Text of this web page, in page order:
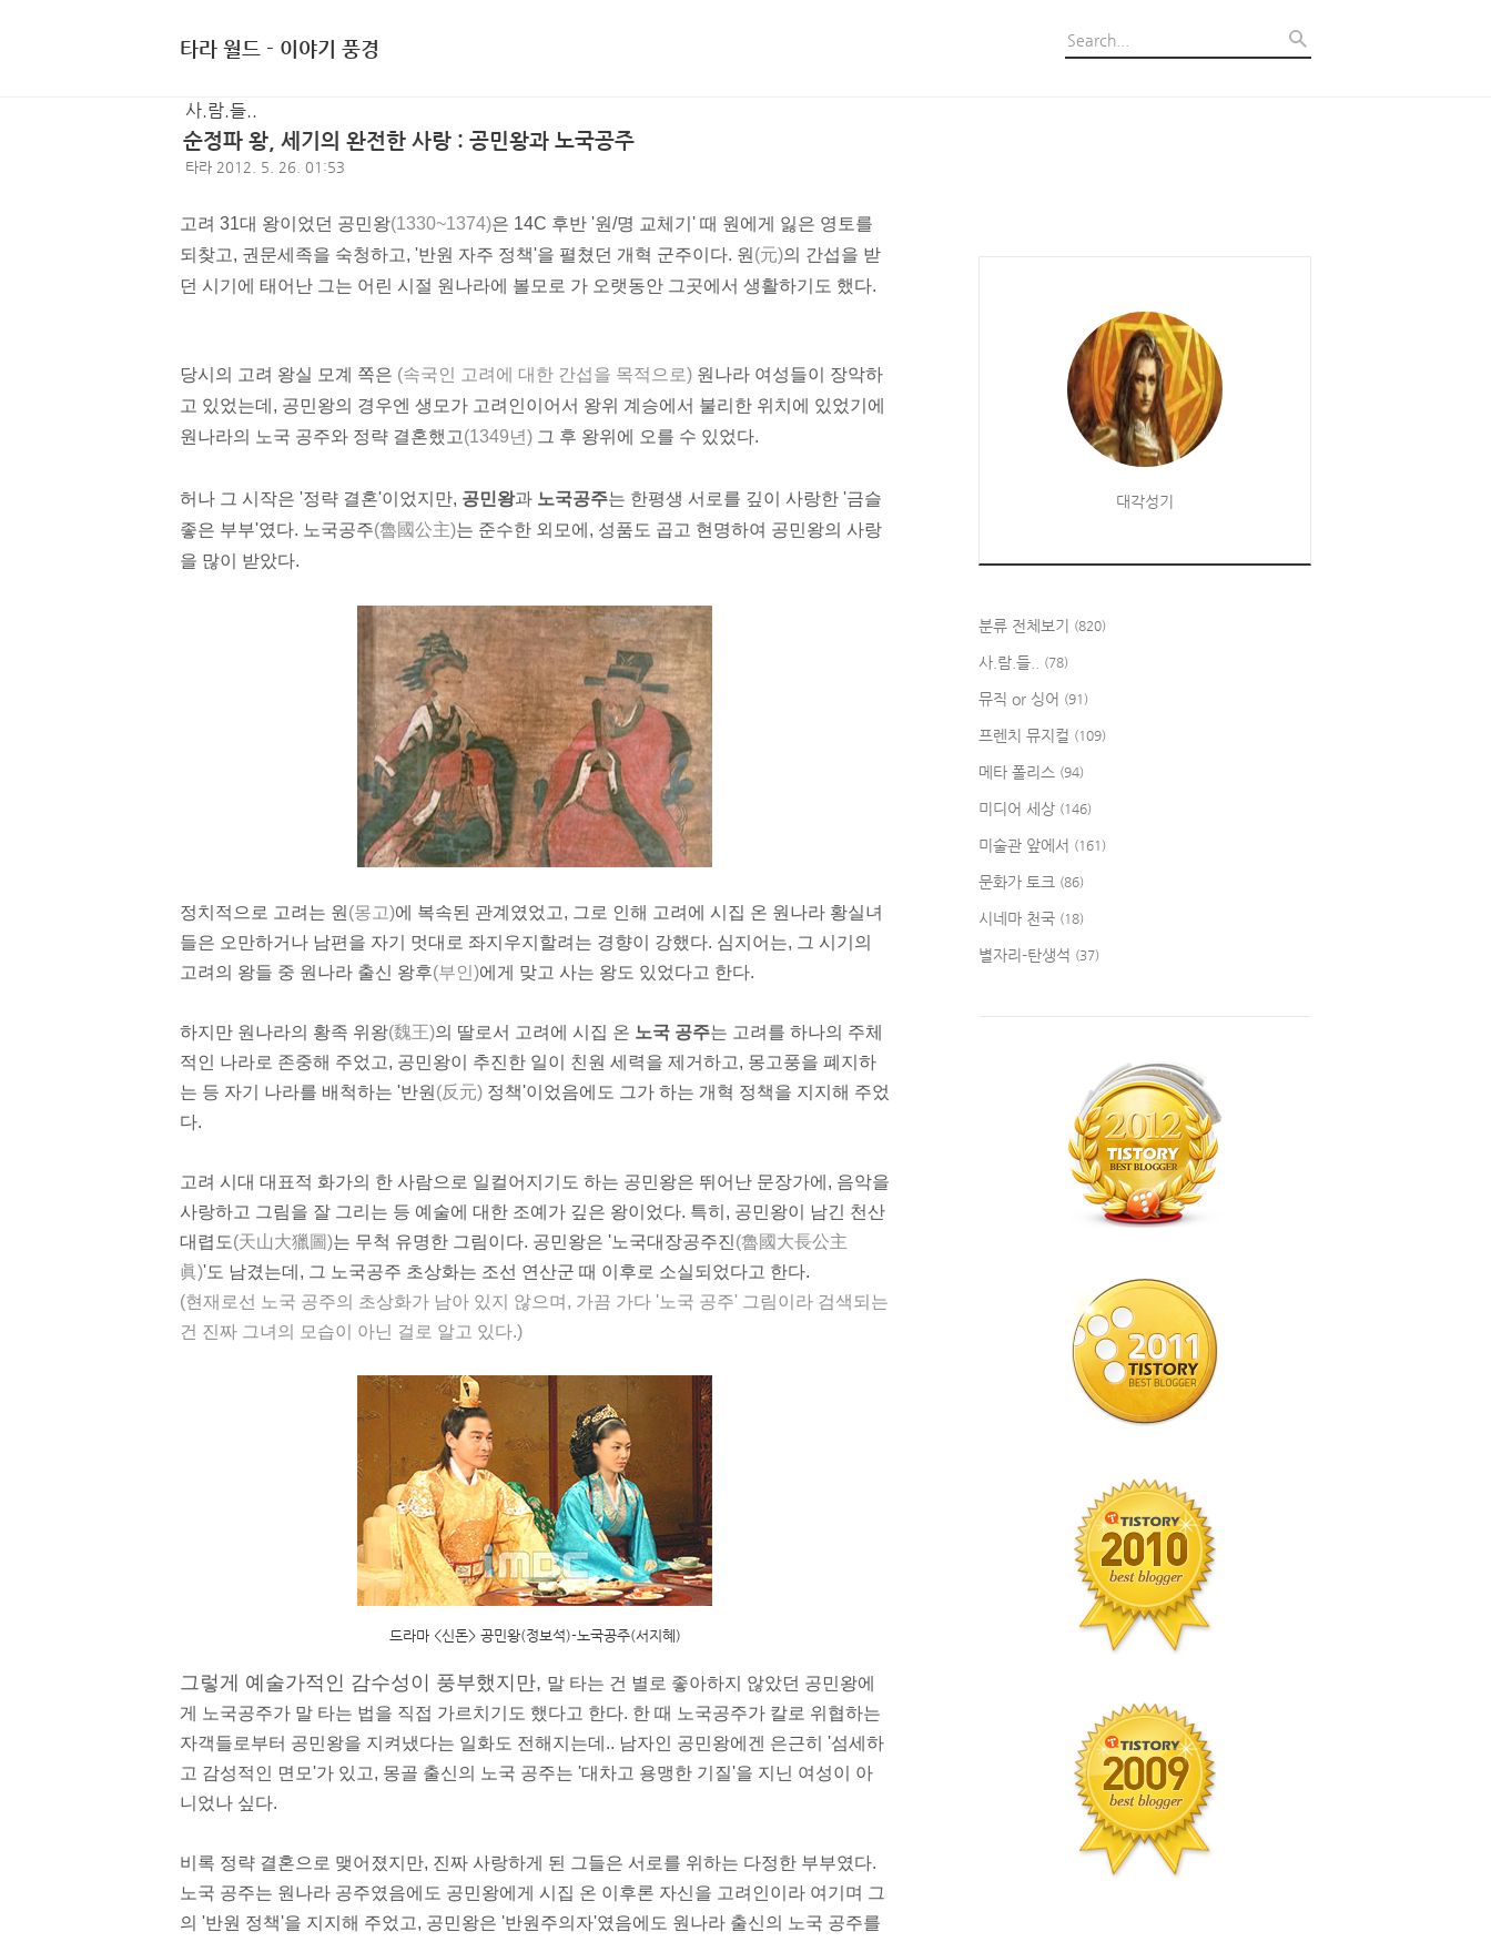
타라 월드 - 이야기 풍경
사.람.들..
순정파 왕, 세기의 완전한 사랑 : 공민왕과 노국공주
타라 2012. 5. 26. 01:53
고려 31대 왕이었던 공민왕(1330~1374)은 14C 후반 '원/명 교체기' 때 원에게 잃은 영토를
되찾고, 권문세족을 숙청하고, '반원 자주 정책'을 펼쳤던 개혁 군주이다. 원 (元)의 간섭을 받
던 시기에 태어난 그는 어린 시절 원나라에 볼모로 가 오랫동안 그곳에서 생활하기도 했다.
당시의 고려 왕실 모계 쪽은 (속국인 고려에 대한 간섭을 목적으로) 원나라 여성들이 장악하
고 있었는데, 공민왕의 경우엔 생모가 고려인이어서 왕위 계승에서 불리한 위치에 있었기에
원나라의 노국 공주와 정략 결혼했고(1349년) 그 후 왕위에 오를 수 있었다.
허나 그 시작은 '정략 결혼'이었지만, 공민왕과 노국공주는 한평생 서로를 깊이 사랑한 '금슬
좋은 부부'였다. 노국공주(魯國公主)는 준수한 외모에, 성품도 곱고 현명하여 공민왕의 사랑
을 많이 받았다.
정치 적으로 고려는 원 (몽고)에 복속된 관계였었고, 그로 인해 고려에 시집 온 원나라 황실녀
들은 오만하거나 남편을 자기 멋대로 좌지우지할려는 경향이 강했다. 심지어는, 그 시기의
고려의 왕들 중 원나라 출신 왕후(부인)에게 맞고 사는 왕도 있었다고 한다.
하지만 원나라의 황족 위왕(魏王)의 딸로서 고려에 시집 온 노국 공주는 고려를 하나의 주체
적인 나라로 존중해 주었고, 공민왕이 추진한 일이 친원 세력을 제거하고, 몽고풍을 폐지하
는 등 자기 나라를 배척하는 '반원 (反元) 정책'이었음에도 그가 하는 개혁 정책을 지지 해 주었
다.
고려 시대 대표적 화가의 한 사람으로 일컬어지기도 하는 공민왕은 뛰어난 문장가에, 음악을
사랑하고 그림을 잘 그리는 등 예술에 대한 조예가 깊은 왕이었다. 특히, 공민왕이 남긴 천산
대렵도(天山大獵圖)는 무척 유명한 그림이다. 공민왕은 '노국대장공주진 (魯國大長公主
眞)'도 남겼는데, 그 노국공주 초상화는 조선 연산군 때 이후로 소실되었다고 한다.
(현재로선 노국 공주의 초상화가 남아 있지 않으며, 가끔 가다 '노국 공주' 그림이라 검색되는
건 진짜 그녀의 모습이 아닌 걸로 알고 있다.)
드라마 <신돈> 공민왕(정보석)-노국공주(서지혜)
그렇게 예술가적인 감수성이 풍부했지만, 말 타는 건 별로 좋아하지 않았던 공민왕에
게 노국공주가 말 타는 법을 직접 가르치기도 했다고 한다. 한 때 노국공주가 칼로 위협하는
자객들로부터 공민왕을 지켜냈다는 일화도 전해지는데.. 남자인 공민왕에겐 은근히 '섬세하
고 감성적 인 면모'가 있고, 몽골 출신의 노국 공주는 '대차고 용맹한 기질'을 지닌 여성이 아
니었나 싶다.
비록 정략 결혼으로 맺어졌지만, 진짜 사랑하게 된 그들은 서로를 위하는 다정한 부부였다.
노국 공주는 원 나라 공주였음에도 공민왕에게 시집 온 이후론 자신을 고려 인이라 여기며 그
의 '반원 정책'을 지지해 주었고, 공민왕은 '반원주의자'였음에도 원나라 출신의 노국 공주를
대각성기
분류 전체보기 (820)
사.람.들.. (78)
뮤직 or 싱어 (91)
프렌치 뮤지컬 (109)
메타 폴리스 (94)
미디어 세상 (146)
미술관 앞에서 (161)
문화가 토크 (86)
시네마 천국 (18)
별자리-탄생석 (37)